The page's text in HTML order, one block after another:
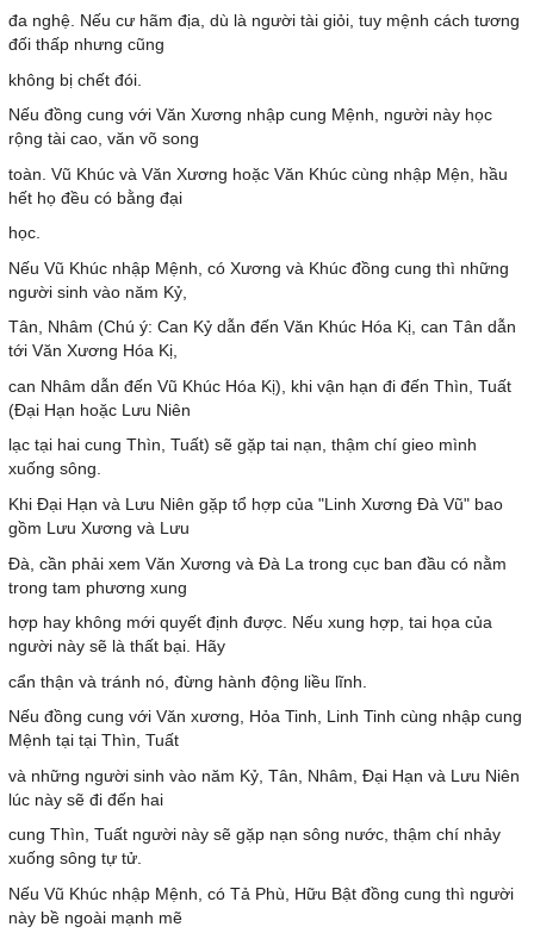
đa nghệ. Nếu cư hãm địa, dù là người tài giỏi, tuy mệnh cách tương
đối thấp nhưng cũng
không bị chết đói.
Nếu đồng cung với Văn Xương nhập cung Mệnh, người này học
rộng tài cao, văn võ song
toàn. Vũ Khúc và Văn Xương hoặc Văn Khúc cùng nhập Mện, hầu
hết họ đều có bằng đại
học.
Nếu Vũ Khúc nhập Mệnh, có Xương và Khúc đồng cung thì những
người sinh vào năm Kỷ,
Tân, Nhâm (Chú ý: Can Kỷ dẫn đến Văn Khúc Hóa Kị, can Tân dẫn
tới Văn Xương Hóa Kị,
can Nhâm dẫn đến Vũ Khúc Hóa Kị), khi vận hạn đi đến Thìn, Tuất
(Đại Hạn hoặc Lưu Niên
lạc tại hai cung Thìn, Tuất) sẽ gặp tai nạn, thậm chí gieo mình
xuống sông.
Khi Đại Hạn và Lưu Niên gặp tổ hợp của "Linh Xương Đà Vũ" bao
gồm Lưu Xương và Lưu
Đà, cần phải xem Văn Xương và Đà La trong cục ban đầu có nằm
trong tam phương xung
hợp hay không mới quyết định được. Nếu xung hợp, tai họa của
người này sẽ là thất bại. Hãy
cẩn thận và tránh nó, đừng hành động liều lĩnh.
Nếu đồng cung với Văn xương, Hỏa Tinh, Linh Tinh cùng nhập cung
Mệnh tại tại Thìn, Tuất
và những người sinh vào năm Kỷ, Tân, Nhâm, Đại Hạn và Lưu Niên
lúc này sẽ đi đến hai
cung Thìn, Tuất người này sẽ gặp nạn sông nước, thậm chí nhảy
xuống sông tự tử.
Nếu Vũ Khúc nhập Mệnh, có Tả Phù, Hữu Bật đồng cung thì người
này bề ngoài mạnh mẽ